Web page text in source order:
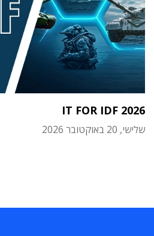
IT FOR IDF 2026
שלישי, 20 באוקטובר 2026